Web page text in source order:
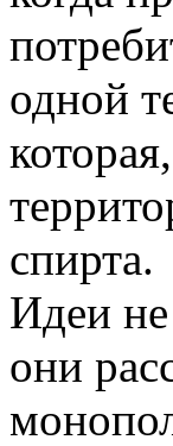
одной
спирта.
Идеи
они